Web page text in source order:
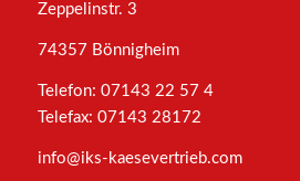
Zeppelinstr. 3
74357 Bönnigheim
Telefon: 07143 22 57 4
Telefax: 07143 28172
info@iks-kaesevertrieb.com